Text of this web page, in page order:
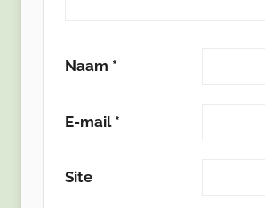
Naam *
E-mail *
Site